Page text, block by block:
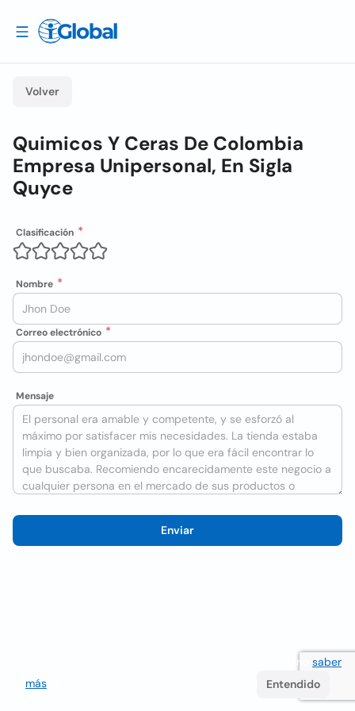
Volver
Quimicos Y Ceras De Colombia
Empresa Unipersonal, En Sigla
Quyce
Clasificación
Nombre
Correo electrónico
Mensaje
Enviar
Utilizamos cookies para mejorar la experiencia del usuario saber
más
Entendido